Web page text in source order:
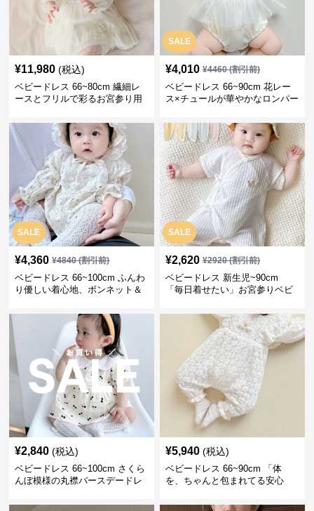
¥11,980 (税込)
ベビードレス 66~80cm 繊細レ
ースとフリルで彩るお宮参り用
SALE
¥4,010 ¥4460(割引前)
ベビードレス 66~90cm 花レー
ス×チュールが華やかなロンパー
SALE
¥4,360 ¥4840(割引前)
ベビードレス 66~100cm ふんわ
り優しい着心地、ボンネット＆
レス 記念フォト
SALE
¥2,620 ¥2920(割引前)
ベビードレス 新生児~90cm
「毎日着せたい」お宮参りベビ
¥2,840 (税込)
ベビードレス 66~100cm さくら
んぼ模様の丸襟バースデードレ
¥5,940 (税込)
ベビードレス 66~90cm 「体
を、ちゃんと包まれてる安心
参り